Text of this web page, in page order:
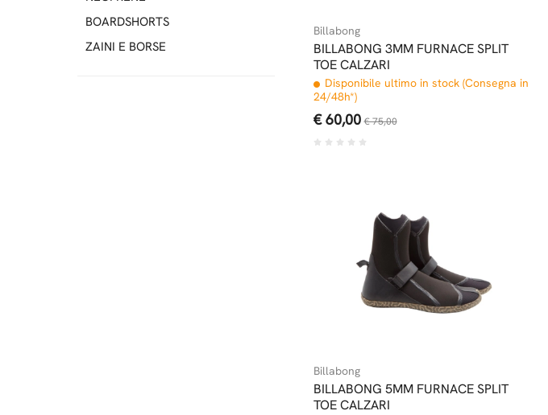
BOARDSHORTS
ZAINI E BORSE
Billabong
BILLABONG 3MM FURNACE SPLIT
TOE CALZARI
Disponibile ultimo in stock (Consegna in
24/48h*)
€ 60,00 € 75,00
Billabong
BILLABONG 5MM FURNACE SPLIT
TOE CALZARI